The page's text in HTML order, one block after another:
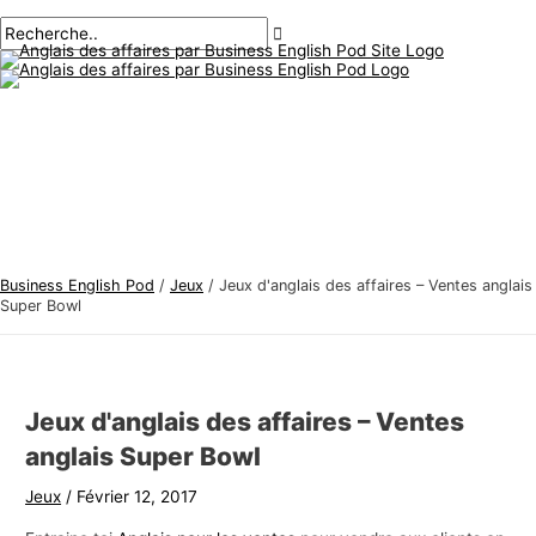
au
contenu
principal
Business English Pod / Jeux / Jeux d'anglais des affaires – Ventes anglais
Super Bowl
Jeux d'anglais des affaires – Ventes
anglais Super Bowl
Jeux / Février 12, 2017
des
articles
ici..
mail*
S
u
j
n
i
s
d
e
R
e
c
r